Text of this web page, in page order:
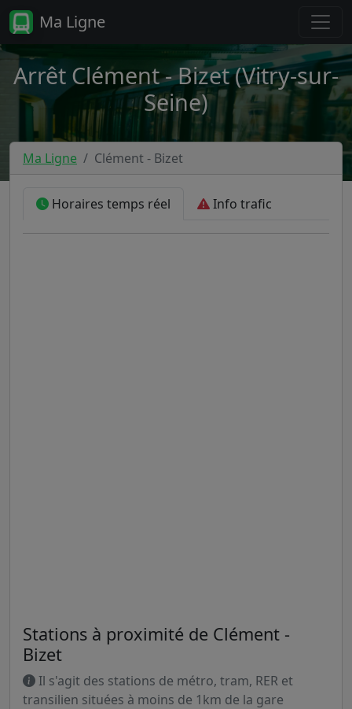
Ma Ligne
Arrêt Clément - Bizet (Vitry-sur-
Seine)
Ma Ligne Clément - Bizet
Horaires temps réel Info trafic
Stations à proximité de Clément -
Bizet
Il s'agit des stations de métro, tram, RER et
transilien situées à moins de 1km de la gare